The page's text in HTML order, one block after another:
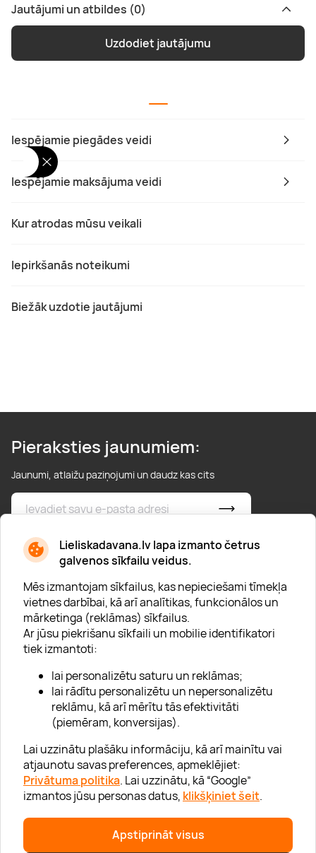
Lieliskadavana.lv lapa izmanto četrus
galvenos sīkfailu veidus.
Mēs izmantojam sīkfailus, kas nepieciešami tīmekļa
vietnes darbībai, kā arī analītikas, funkcionālos un
mārketinga (reklāmas) sīkfailus.
Ar jūsu piekrišanu sīkfaili un mobilie identifikatori
tiek izmantoti:
lai personalizētu saturu un reklāmas;
lai rādītu personalizētu un nepersonalizētu
reklāmu, kā arī mērītu tās efektivitāti
(piemēram, konversijas).
Lai uzzinātu plašāku informāciju, kā arī mainītu vai
atjaunotu savas preferences, apmeklējiet:
Privātuma politika. Lai uzzinātu, kā “Google”
izmantos jūsu personas datus, klikšķiniet šeit.
Apstiprināt visus
Iespējamie piegādes veidi
Iespējamie maksājuma veidi
Kur atrodas mūsu veikali
Iepirkšanās noteikumi
Biežāk uzdotie jautājumi
Jautājumi un atbildes (0)
Uzdodiet jautājumu
Pieraksties jaunumiem:
Jaunumi, atlaižu paziņojumi un daudz kas cits
* Esmu iepazinies/usies ar privātuma politiku
Par "Lieliska dāvana"
Uzņēmumiem
Palīdzība
“GERA DOVANA” GRUPA